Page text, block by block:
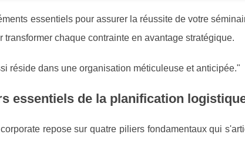
essentiels pour assurer la réussite de votre
transformer chaque contrainte en avantage stratégique.
réside dans une organisation méticuleuse et anticipée."
essentiels de la planification
repose sur quatre piliers fondamentaux qui